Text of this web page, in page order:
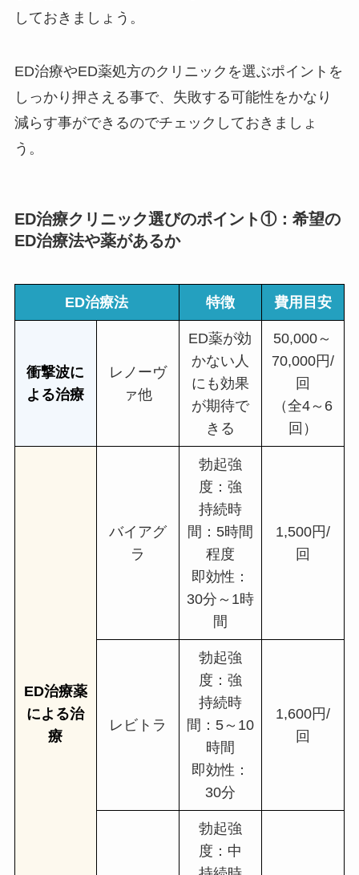
しておきましょう。
ED治療やED薬処方のクリニックを選ぶポイントを
しっかり押さえる事で、失敗する可能性をかなり
減らす事ができるのでチェックしておきましょ
う。
ED治療クリニック選びのポイント①：希望の
ED治療法や薬があるか
ED治療法 特徴 費用 目安
衝撃波に
よる治療
レノーヴ
ァ他
ED薬が効
かない人
にも効果
が期待で
きる
50,000～
70,000円/
回
（全4～6
回）
ED治療薬
による治
療
バイアグ
ラ
勃起強
度：強
持続時
間：5時間
程度
即効性：
30分～1時
間
1,500円/
回
レビトラ
勃起強
度：強
持続時
間：5～10
時間
即効性：
30分
1,600円/
回
勃起強
度：中